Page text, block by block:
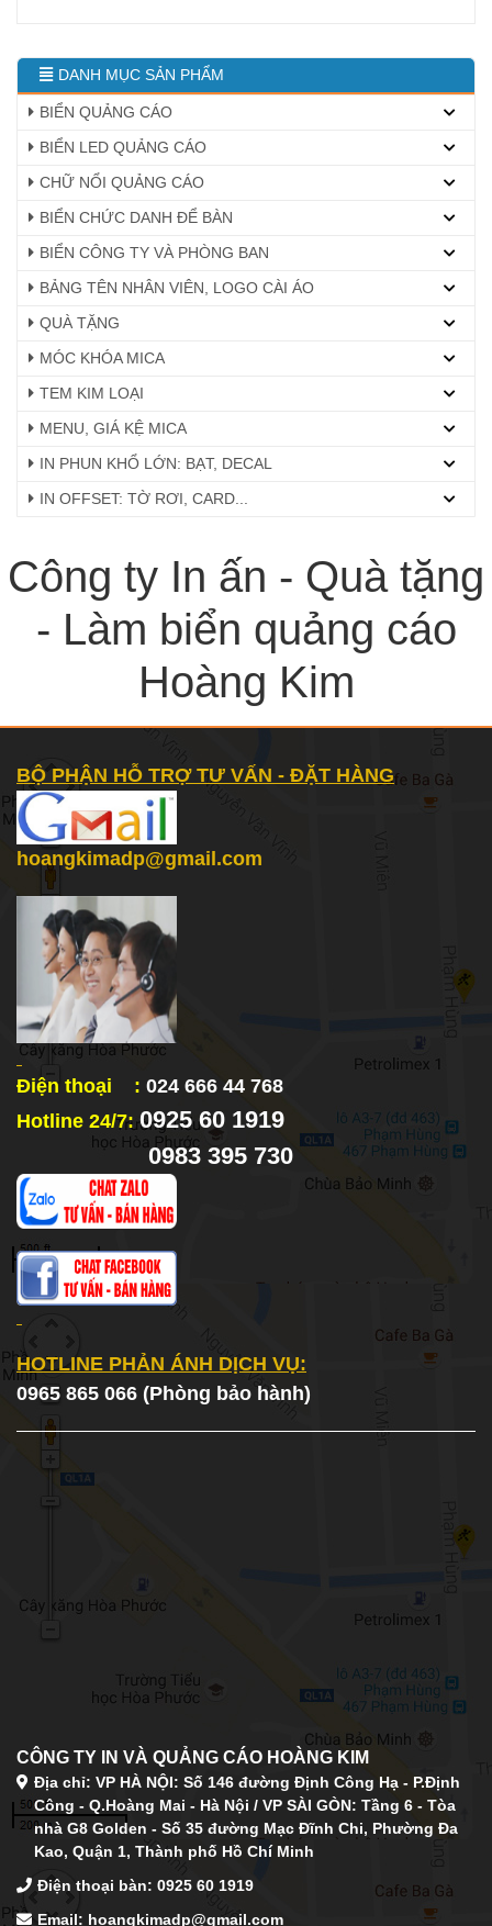
DANH MỤC SẢN PHẨM
BIỂN QUẢNG CÁO
BIỂN LED QUẢNG CÁO
CHỮ NỔI QUẢNG CÁO
BIỂN CHỨC DANH ĐỂ BÀN
BIỂN CÔNG TY VÀ PHÒNG BAN
BẢNG TÊN NHÂN VIÊN, LOGO CÀI ÁO
QUÀ TẶNG
MÓC KHÓA MICA
TEM KIM LOẠI
MENU, GIÁ KỆ MICA
IN PHUN KHỔ LỚN: BẠT, DECAL
IN OFFSET: TỜ RƠI, CARD...
Công ty In ấn - Quà tặng
- Làm biển quảng cáo
Hoàng Kim
BỘ PHẬN HỖ TRỢ TƯ VẤN - ĐẶT HÀNG
hoangkimadp@gmail.com
Điện thoại : 024 666 44 768
Hotline 24/7: 0925 60 1919
0983 395 730
HOTLINE PHẢN ÁNH DỊCH VỤ:
0965 865 066 (Phòng bảo hành)
CÔNG TY IN VÀ QUẢNG CÁO HOÀNG KIM
Địa chỉ: VP HÀ NỘI: Số 146 đường Định Công Hạ - P.Định
Công - Q.Hoàng Mai - Hà Nội / VP SÀI GÒN: Tầng 6 - Tòa
nhà G8 Golden - Số 35 đường Mạc Đĩnh Chi, Phường Đa
Kao, Quận 1, Thành phố Hồ Chí Minh
Điện thoại bàn: 0925 60 1919
Email: hoangkimadp@gmail.com